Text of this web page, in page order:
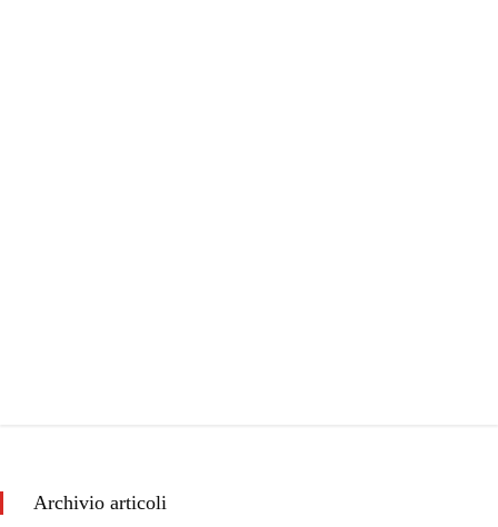
Archivio articoli